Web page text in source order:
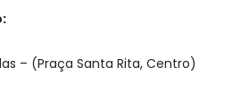
– (Praça Santa Rita, Centro)